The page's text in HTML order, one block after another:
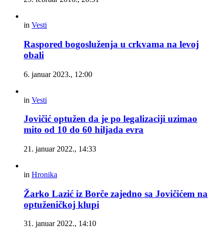
in Vesti
Raspored bogosluženja u crkvama na levoj
obali
6. januar 2023., 12:00
in Vesti
Jovičić optužen da je po legalizaciji uzimao
mito od 10 do 60 hiljada evra
21. januar 2022., 14:33
in Hronika
Žarko Lazić iz Borče zajedno sa Jovičićem na
optuženičkoj klupi
31. januar 2022., 14:10